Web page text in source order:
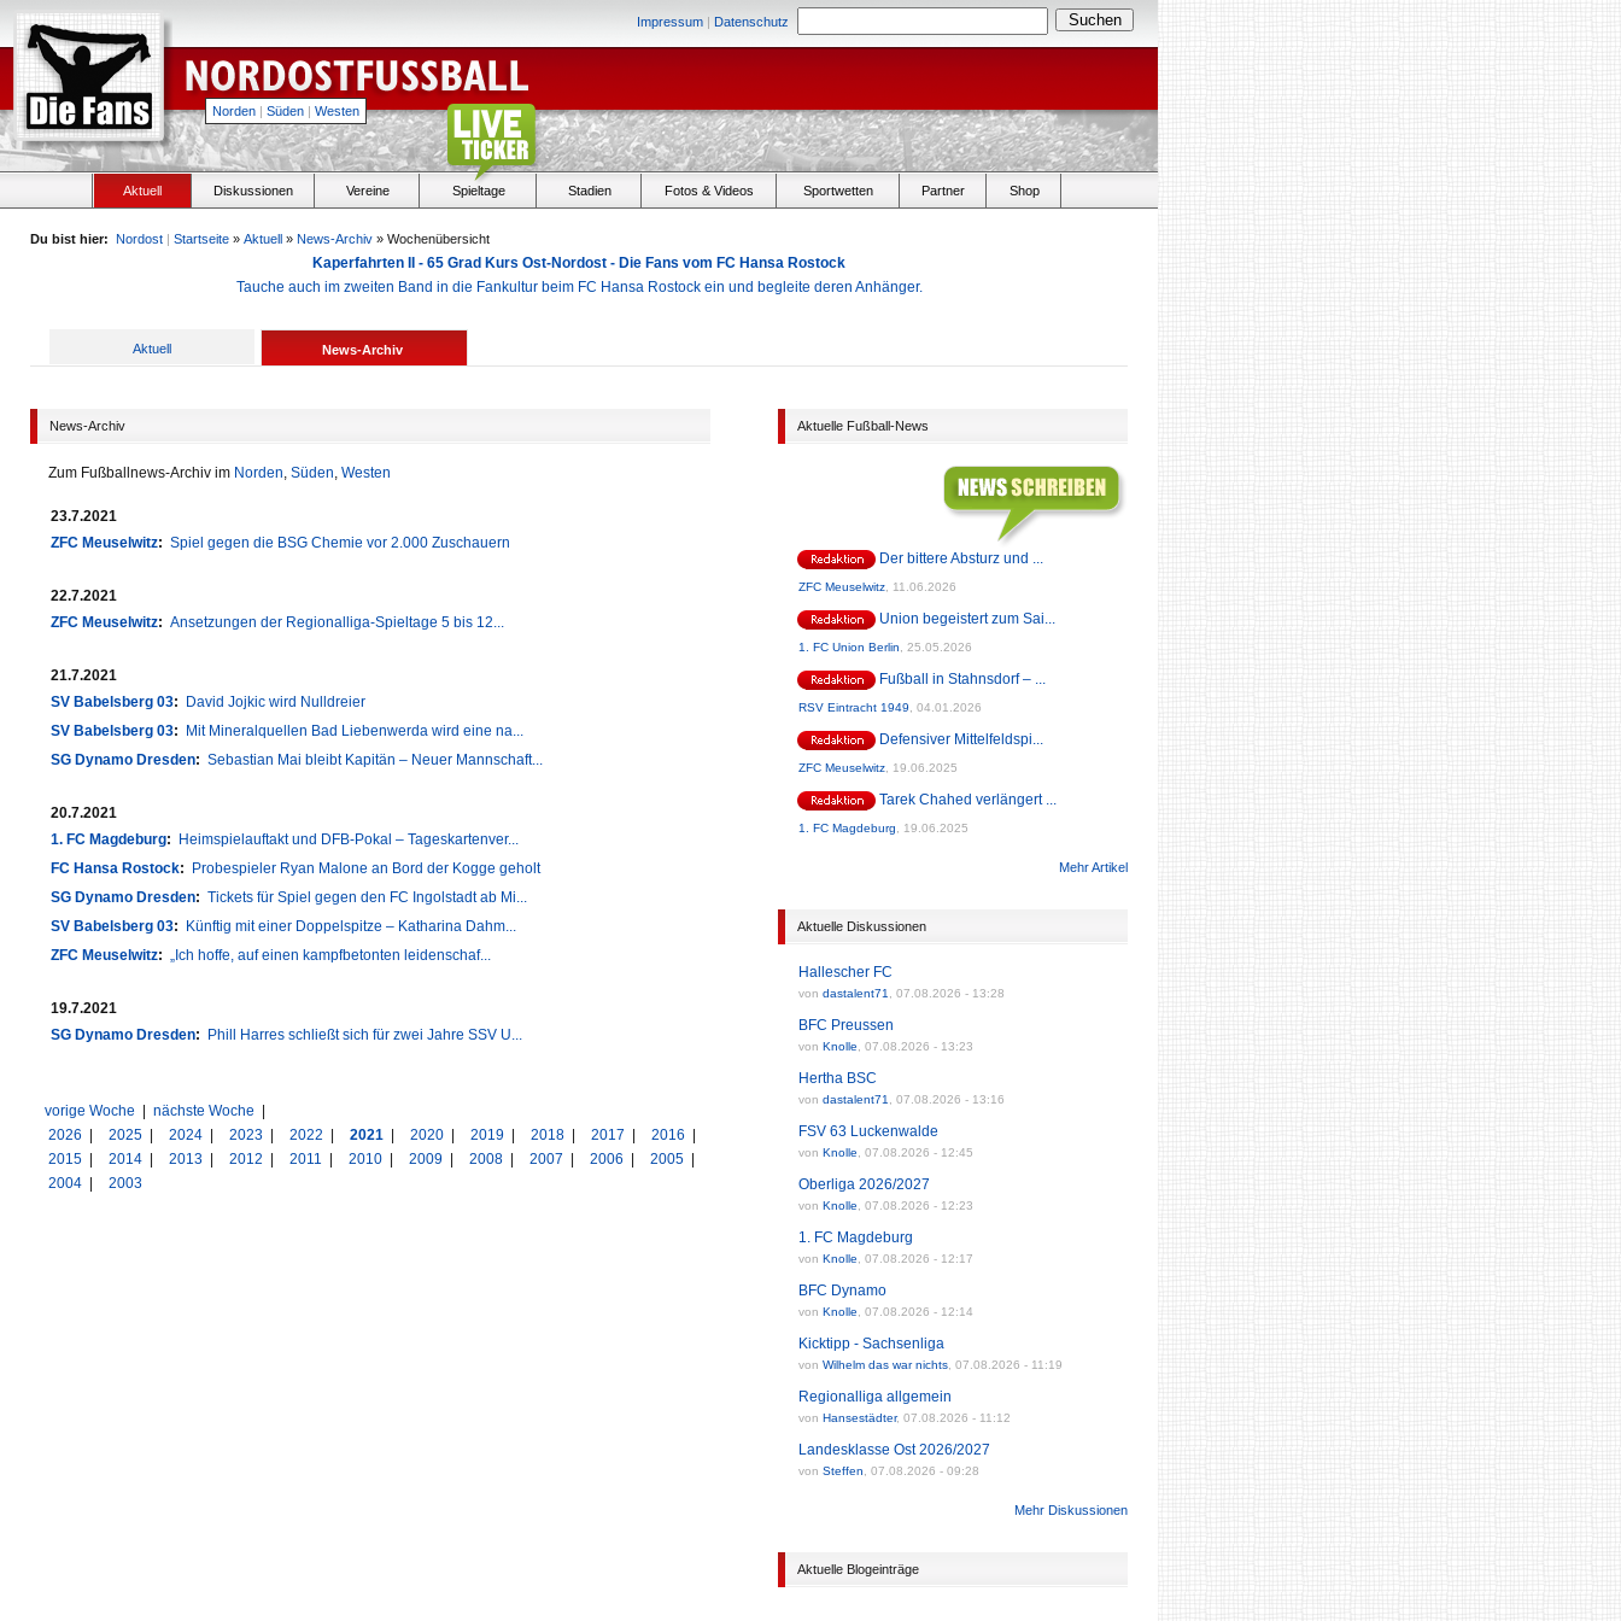
Impressum | Datenschutz
Norden | Süden | Westen
Aktuell Diskussionen Vereine Spieltage Stadien Fotos & Videos Sportwetten Partner Shop
Du bist hier: Nordost | Startseite » Aktuell » News-Archiv » Wochenübersicht
Kaperfahrten II - 65 Grad Kurs Ost-Nordost - Die Fans vom FC Hansa Rostock
Tauche auch im zweiten Band in die Fankultur beim FC Hansa Rostock ein und begleite deren Anhänger.
Aktuell News-Archiv
News-Archiv
Zum Fußballnews-Archiv im Norden, Süden, Westen
23.7.2021
ZFC Meuselwitz: Spiel gegen die BSG Chemie vor 2.000 Zuschauern
22.7.2021
ZFC Meuselwitz: Ansetzungen der Regionalliga-Spieltage 5 bis 12...
21.7.2021
SV Babelsberg 03:
David Jojkic wird Nulldreier
SV Babelsberg 03:
Mit Mineralquellen Bad Liebenwerda wird eine na...
SG Dynamo Dresden: Sebastian Mai bleibt Kapitän – Neuer Mannschaft...
20.7.2021
1. FC Magdeburg:
Heimspielauftakt und DFB-Pokal – Tageskartenver...
FC Hansa Rostock:
Probespieler Ryan Malone an Bord der Kogge geholt
SG Dynamo Dresden: Tickets für Spiel gegen den FC Ingolstadt ab Mi...
SV Babelsberg 03:
Künftig mit einer Doppelspitze – Katharina Dahm...
ZFC Meuselwitz: „Ich hoffe, auf einen kampfbetonten leidenschaf...
19.7.2021
SG Dynamo Dresden: Phill Harres schließt sich für zwei Jahre SSV U...
vorige Woche nächste Woche
2026
2025 2024 2023 2022 2021 2020 2019 2018 2017 2016
2015
2014 2013 2012 2011 2010 2009 2008 2007 2006 2005
2004
2003
Aktuelle Fußball-News
Der bittere Absturz und ...
ZFC Meuselwitz 11.06.2026
Union begeistert zum Sai...
1. FC Union Berlin 25.05.2026
Fußball in Stahnsdorf – ...
RSV Eintracht 1949 04.01.2026
Defensiver Mittelfeldspi...
ZFC Meuselwitz 19.06.2025
Tarek Chahed verlängert ...
1. FC Magdeburg 19.06.2025
Mehr Artikel
Aktuelle Diskussionen
Hallescher FC
von dastalent71 07.08.2026 - 13:28
BFC Preussen
von Knolle 07.08.2026 - 13:23
Hertha BSC
von dastalent71 07.08.2026 - 13:16
FSV 63 Luckenwalde
von Knolle 07.08.2026 - 12:45
Oberliga 2026/2027
von Knolle 07.08.2026 - 12:23
1. FC Magdeburg
von Knolle 07.08.2026 - 12:17
BFC Dynamo
von Knolle 07.08.2026 - 12:14
Kicktipp - Sachsenliga
von Wilhelm das war nichts 07.08.2026 - 11:19
Regionalliga allgemein
von Hansestädter, 07.08.2026 - 11:12
Landesklasse Ost 2026/2027
von Steffen 07.08.2026 - 09:28
Mehr Diskussionen
Aktuelle Blogeinträge